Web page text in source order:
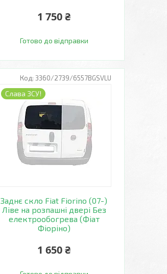
1 750 ₴
Готово до відправки
3360/2739/6557BGSVLU
Слава ЗСУ!
Заднє скло Fiat Fiorino (07-)
Ліве на розпашні двері Без
електрообогрева (Фіат
Фіоріно)
1 650 ₴